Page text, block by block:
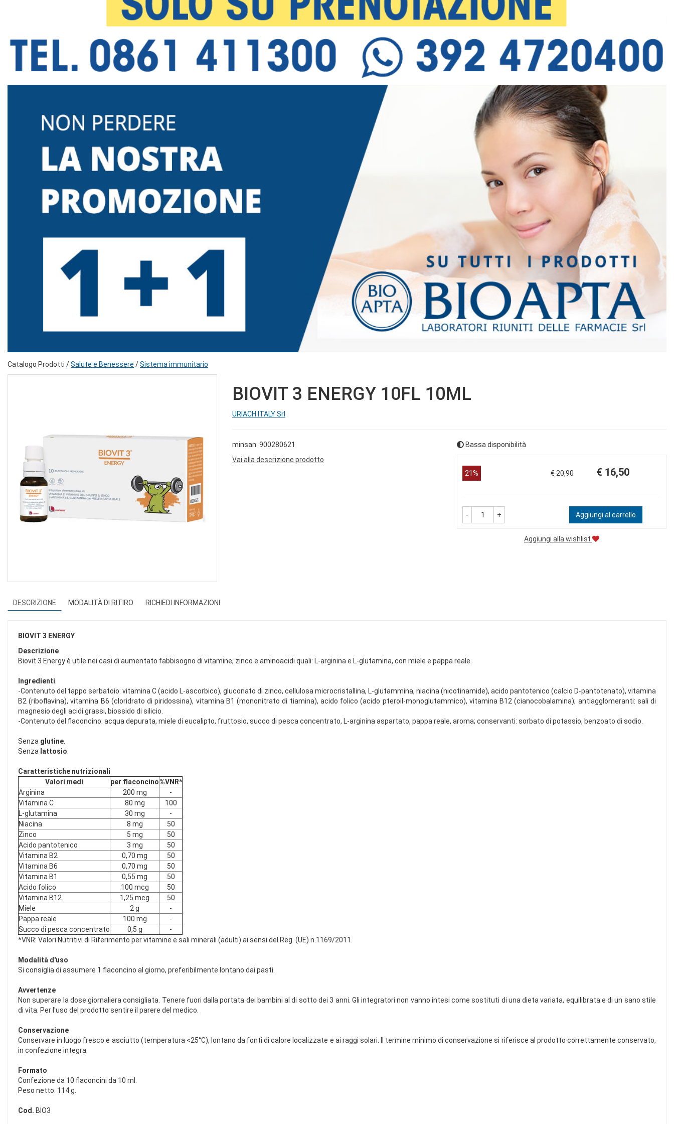
Catalogo Prodotti /Salute e Benessere /Sistema immunitario
BIOVIT 3 ENERGY 10FL 10ML
URIACH ITALY Srl
minsan: 900280621
Vai alla descrizione prodotto
Bassa disponibilità
Sconto
del
21% € 20,90
Prezzo
scontato
€ 16,50
- + Aggiungi al carrello
Aggiungi alla wishlist
DESCRIZIONE MODALITÀ DI RITIRO RICHIEDI INFORMAZIONI
BIOVIT 3 ENERGY
Descrizione
Biovit 3 Energy è utile nei casi di aumentato fabbisogno di vitamine, zinco e aminoacidi quali: L-arginina e L-glutamina, con miele e pappa reale.
Ingredienti
-Contenuto del tappo serbatoio: vitamina C (acido L-ascorbico), gluconato di zinco, cellulosa microcristallina, L-glutammina, niacina (nicotinamide), acido pantotenico (calcio D-pantotenato), vitamina
B2 (riboflavina), vitamina B6 (cloridrato di piridossina), vitamina B1 (mononitrato di tiamina), acido folico (acido pteroil-monoglutammico), vitamina B12 (cianocobalamina); antiagglomeranti: sali di
magnesio degli acidi grassi, biossido di silicio.
-Contenuto del flaconcino: acqua depurata, miele di eucalipto, fruttosio, succo di pesca concentrato, L-arginina aspartato, pappa reale, aroma; conservanti: sorbato di potassio, benzoato di sodio.
Senza glutine
Senza lattosio
Caratteristiche nutrizionali
Valori medi
per flaconcino%VNR*
Arginina
200 mg
-
Vitamina C
80 mg
100
L-glutamina
30 mg
-
Niacina
8 mg
50
Zinco
5 mg
50
Acido pantotenico
3 mg
50
Vitamina B2
0,70 mg
50
Vitamina B6
0,70 mg
50
Vitamina B1
0,55 mg
50
Acido folico
100 mcg
50
Vitamina B12
1,25 mcg
50
Miele
2 g
-
Pappa reale
100 mg
-
Succo di pesca concentrato
0,5 g
-
*VNR: Valori Nutritivi di Riferimento per vitamine e sali minerali (adulti) ai sensi del Reg. (UE) n.1169/2011.
Modalità d'uso
Si consiglia di assumere 1 flaconcino al giorno, preferibilmente lontano dai pasti.
Avvertenze
Non superare la dose giornaliera consigliata. Tenere fuori dalla portata dei bambini al di sotto dei 3 anni. Gli integratori non vanno intesi come sostituti di una dieta variata, equilibrata e di un sano stile
di vita. Per l'uso del prodotto sentire il parere del medico.
Conservazione
Conservare in luogo fresco e asciutto (temperatura <25°C), lontano da fonti di calore localizzate e ai raggi solari. Il termine minimo di conservazione si riferisce al prodotto correttamente conservato,
in confezione integra.
Formato
Confezione da 10 flaconcini da 10 ml.
Peso netto: 114 g.
Cod. BIO3